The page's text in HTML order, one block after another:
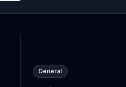
Debes Saber en 2026
Reclamaciones por
General